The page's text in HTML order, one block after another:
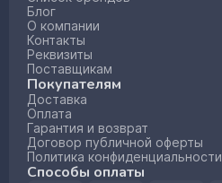
Блог
О компании
Контакты
Реквизиты
Поставщикам
Покупателям
Доставка
Оплата
Гарантия и возврат
Договор публичной оферты
Политика конфиденциальности
Способы оплаты